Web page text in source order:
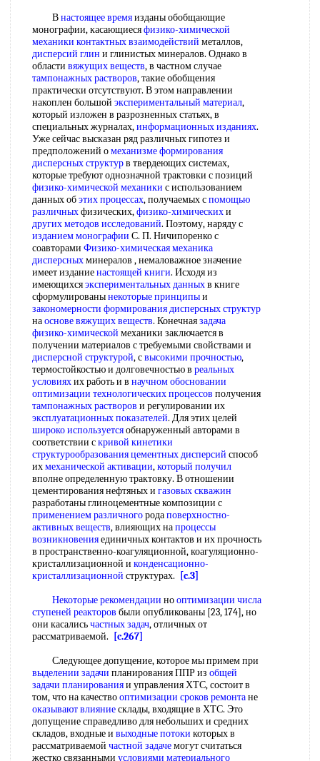
Внастоящее времяизданы обобщающие
монографии, касающиесяфизико-химической
механики контактных взаимодействий металлов,
дисперсий глин и глинистых минералов. Однако в
области вяжущих веществ, в частном случае
тампонажных растворов, такие обобщения
практически отсутствуют. В этом направлении
накоплен большой экспериментальный материал,
который изложен в разрозненных статьях, в
специальных журналах,информационных изданиях.
Уже сейчас высказан ряд различных гипотез и
предположений омеханизме формирования
дисперсных структурв твердеющих системах,
которые требуют однозначной трактовки с позиций
физико-химической механики с использованием
данных обэтих процессах, получаемых спомощью
различныхфизических,физико-химическихи
других методов исследований. Поэтому, наряду с
изданием монографии С. П. Ничипоренко с
соавторами Физико-химическая механика
дисперсныхминералов , немаловажное значение
имеет изданиенастоящей книги. Исходя из
имеющихсяэкспериментальных данныхв книге
сформулированынекоторые принципыи
закономерности формированиядисперсных структур
наоснове вяжущих веществ. Конечнаязадача
физико-химической механики заключается в
получении материалов с требуемыми свойствами и
дисперсной структурой, свысокими прочностью,
термостойкостью и долговечностью в реальных
условияхих работь и в научном обосновании
оптимизации технологических процессов получения
тампонажных растворов и регулировании их
эксплуатационных показателей. Для этих целей
широко используетсяобнаруженный авторами в
соответствии скривой кинетики
структурообразования цементных дисперсий способ
ихмеханической активации,который получил
вполне определенную трактовку. В отношении
цементирования нефтяных и газовых скважин
разработаны глиноцементные композиции с
применением различногородаповерхностно-
активных веществ, влияющих напроцессы
возникновенияединичных контактов и их прочность
в пространственно-коагуляционной, коагуляционно-
кристаллизационной и конденсационно-
кристаллизационной структурах.
[c.3]
Некоторые рекомендации нооптимизации числа
ступеней реакторов были опубликованы [23, 174], но
они касалисьчастных задач, отличных от
рассматриваемой.
[c.267]
Следующее допущение, которое мы примем при
выделении задачи планирования ППР из общей
задачи планированияи управления ХТС, состоит в
том, что на качествооптимизации сроков ремонтане
оказывают влияниесклады, входящие в ХТС. Это
допущение справедливо для небольших и средних
складов, входные и выходные потоки которых в
рассматриваемой частной задачемогут считаться
жестко связанными условиями материального